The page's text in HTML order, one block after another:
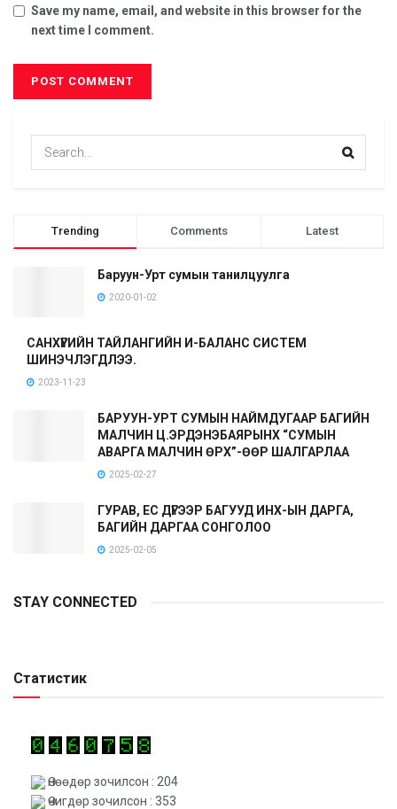
Save my name, email, and website in this browser for the
next time I comment.
Trending Comments Latest
Баруун-Урт сумын танилцуулга
2020-01-02
САНХҮҮГИЙН ТАЙЛАНГИЙН И-БАЛАНС СИСТЕМ
ШИНЭЧЛЭГДЛЭЭ.
2023-11-23
БАРУУН-УРТ СУМЫН НАЙМДУГААР БАГИЙН
МАЛЧИН Ц.ЭРДЭНЭБАЯРЫНХ “СУМЫН
АВАРГА МАЛЧИН ӨРХ”-ӨӨР ШАЛГАРЛАА
2025-02-27
ГУРАВ, ЕС ДҮГЭЭР БАГУУД ИНХ-ЫН ДАРГА,
БАГИЙН ДАРГАА СОНГОЛОО
2025-02-05
STAY CONNECTED
Статистик
Өнөөдөр зочилсон : 204
Өчигдөр зочилсон : 353